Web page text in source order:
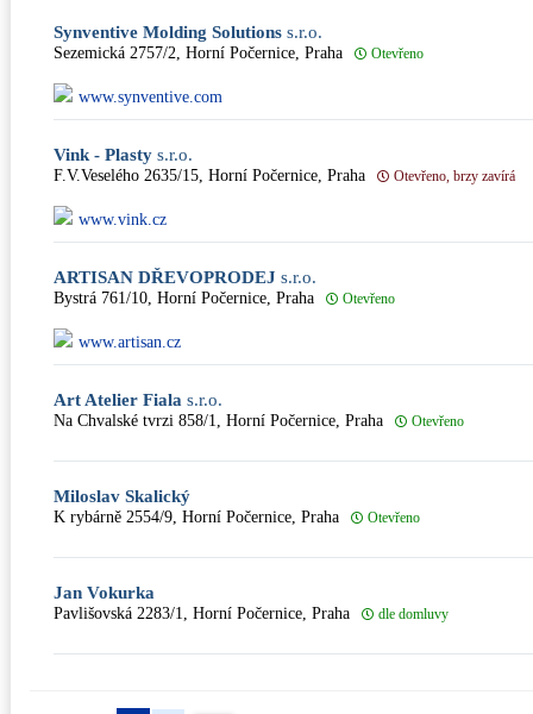
Synventive Molding Solutions s.r.o.
Sezemická 2757/2, Horní Počernice, Praha Otevřeno
www.synventive.com
Vink - Plasty s.r.o.
F.V.Veselého 2635/15, Horní Počernice, Praha Otevřeno, brzy zavírá
www.vink.cz
ARTISAN DŘEVOPRODEJ s.r.o.
Bystrá 761/10, Horní Počernice, Praha Otevřeno
www.artisan.cz
Art Atelier Fiala s.r.o.
Na Chvalské tvrzi 858/1, Horní Počernice, Praha Otevřeno
Miloslav Skalický
K rybárně 2554/9, Horní Počernice, Praha Otevřeno
Jan Vokurka
Pavlišovská 2283/1, Horní Počernice, Praha dle domluvy